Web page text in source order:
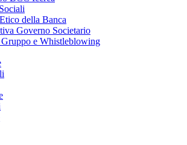
della Banca
Governo Societario
e Whistleblowing